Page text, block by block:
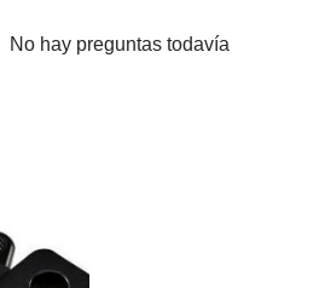
No hay preguntas todavía